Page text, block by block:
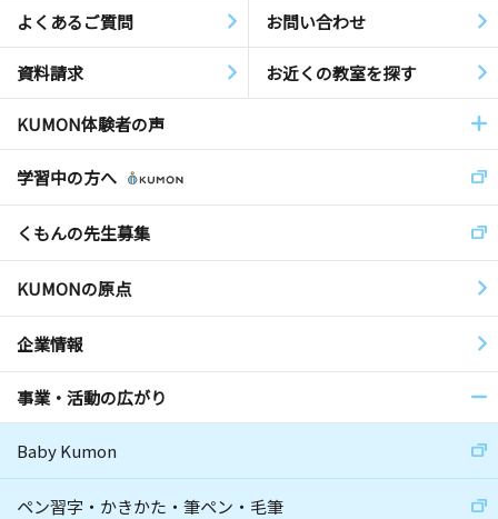
よくあるご質問 お問い合わせ
資料請求 お近くの教室を探す
KUMON体験者の声
学習中の方へ
くもんの先生募集
KUMONの原点
企業情報
事業・活動の広がり
Baby Kumon
ペン習字・かきかた・筆ペン・毛筆